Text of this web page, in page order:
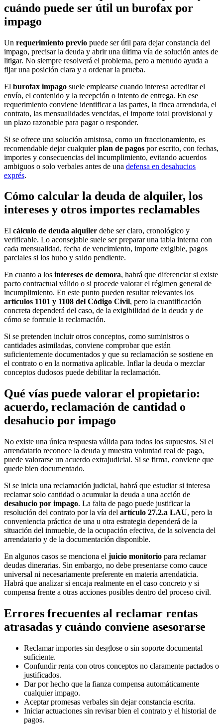
cuándo puede ser útil un burofax por
impago
Un requerimiento previo puede ser útil para dejar constancia del
impago, precisar la deuda y abrir una última vía de solución antes de
litigar. No siempre resolverá el problema, pero a menudo ayuda a
fijar una posición clara y a ordenar la prueba.
El burofax impago suele emplearse cuando interesa acreditar el
envío, el contenido y la recepción o intento de entrega. En ese
requerimiento conviene identificar a las partes, la finca arrendada, el
contrato, las mensualidades vencidas, el importe total provisional y
un plazo razonable para pagar o responder.
Si se ofrece una solución amistosa, como un fraccionamiento, es
recomendable dejar cualquierplan de pagos por escrito, con fechas,
importes y consecuencias del incumplimiento, evitando acuerdos
ambiguos o solo verbales antes de una defensa en desahucios
exprés.
Cómo calcular la deuda de alquiler, los
intereses y otros importes reclamables
El cálculo de deuda alquiler debe ser claro, cronológico y
verificable. Lo aconsejable suele ser preparar una tabla interna con
cada mensualidad, fecha de vencimiento, importe exigible, pagos
parciales si los hubo y saldo pendiente.
En cuanto a los intereses de demora, habrá que diferenciar si existe
pacto contractual válido o si procede valorar el régimen general de
incumplimiento. En este punto pueden resultar relevantes los
artículos 1101 y 1108 del Código Civil, pero la cuantificación
concreta dependerá del caso, de la exigibilidad de la deuda y de
cómo se formule la reclamación.
Si se pretenden incluir otros conceptos, como suministros o
cantidades asimiladas, conviene comprobar que están
suficientemente documentados y que su reclamación se sostiene en
el contrato o en la normativa aplicable. Inflar la deuda o mezclar
conceptos dudosos puede debilitar la reclamación.
Qué vías puede valorar el propietario:
acuerdo, reclamación de cantidad o
desahucio por impago
No existe una única respuesta válida para todos los supuestos. Si el
arrendatario reconoce la deuda y muestra voluntad real de pago,
puede valorarse un acuerdo extrajudicial. Si se firma, conviene que
quede bien documentado.
Si se inicia una reclamación judicial, habrá que estudiar si interesa
reclamar solo cantidad o acumular la deuda a una acción de
desahucio por impago. La falta de pago puede justificar la
resolución del contrato por la vía del artículo 27.2.a LAU, pero la
conveniencia práctica de una u otra estrategia dependerá de la
situación del inmueble, de la ocupación efectiva, de la solvencia del
arrendatario y de la documentación disponible.
En algunos casos se menciona el juicio monitorio para reclamar
deudas dinerarias. Sin embargo, no debe presentarse como cauce
universal ni necesariamente preferente en materia arrendaticia.
Habrá que analizar si encaja realmente en el caso concreto y si
compensa frente a otras acciones posibles dentro del proceso civil.
Errores frecuentes al reclamar rentas
atrasadas y cuándo conviene asesorarse
Reclamar importes sin desglose o sin soporte documental
suficiente.
Confundir renta con otros conceptos no claramente pactados o
justificados.
Dar por hecho que la fianza compensa automáticamente
cualquier impago.
Aceptar promesas verbales sin dejar constancia escrita.
Iniciar actuaciones sin revisar bien el contrato y el historial de
pagos.